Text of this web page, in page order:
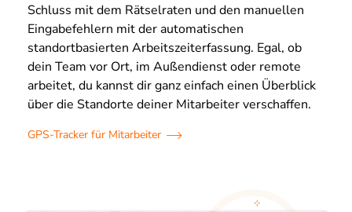
Schluss mit dem Rätselraten und den manuellen
Eingabefehlern mit der automatischen
standortbasierten Arbeitszeiterfassung. Egal, ob
dein Team vor Ort, im Außendienst oder remote
arbeitet, du kannst dir ganz einfach einen Überblick
über die Standorte deiner Mitarbeiter verschaffen.
GPS-Tracker für Mitarbeiter